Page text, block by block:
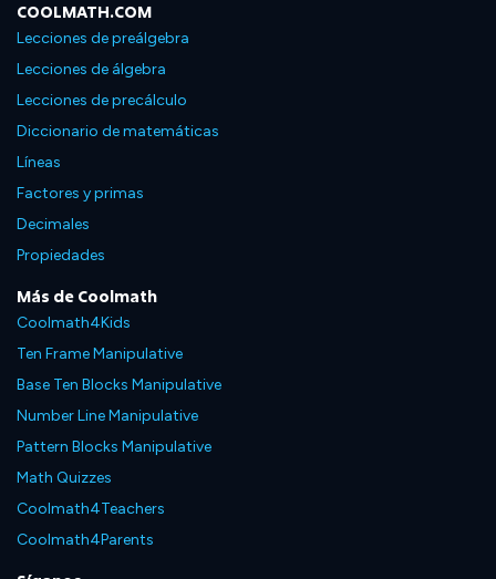
COOLMATH.COM
Lecciones de preálgebra
Lecciones de álgebra
Lecciones de precálculo
Diccionario de matemáticas
Líneas
Factores y primas
Decimales
Propiedades
Más de Coolmath
Coolmath4Kids
Ten Frame Manipulative
Base Ten Blocks Manipulative
Number Line Manipulative
Pattern Blocks Manipulative
Math Quizzes
Coolmath4Teachers
Coolmath4Parents